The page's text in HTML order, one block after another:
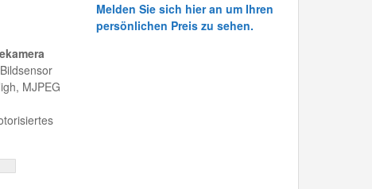
MJPEG
Melden Sie sich hier an um Ihren
persönlichen Preis zu sehen.